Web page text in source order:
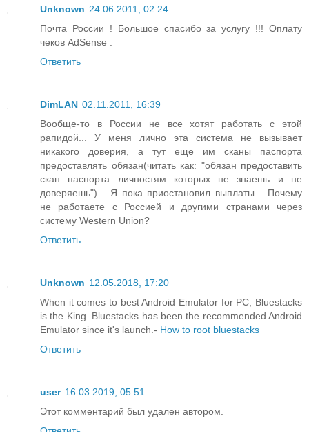
Unknown 24.06.2011, 02:24
Почта России ! Большое спасибо за услугу !!! Оплату
чеков AdSense .
Ответить
DimLAN 02.11.2011, 16:39
Вообще-то в России не все хотят работать с этой
рапидой... У меня лично эта система не вызывает
никакого доверия, а тут еще им сканы паспорта
предоставлять обязан(читать как: "обязан предоставить
скан паспорта личностям которых не знаешь и не
доверяешь")... Я пока приостановил выплаты... Почему
не работаете с Россией и другими странами через
систему Western Union?
Ответить
Unknown 12.05.2018, 17:20
When it comes to best Android Emulator for PC, Bluestacks
is the King. Bluestacks has been the recommended Android
Emulator since it's launch.- How to root bluestacks
Ответить
user 16.03.2019, 05:51
Этот комментарий был удален автором.